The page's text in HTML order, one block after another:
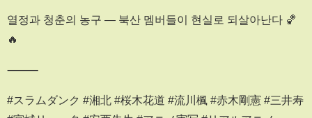
열정과 청춘의 농구 — 북산 멤버들이 현실로 되살아난다 🏀
🔥
⸻
#スラムダンク #湘北 #桜木花道 #流川楓 #赤木剛憲 #三井寿